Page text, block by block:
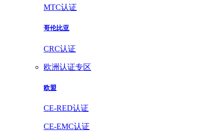
MTC认证
哥伦比亚
CRC认证
欧洲认证专区
欧盟
CE-RED认证
CE-EMC认证